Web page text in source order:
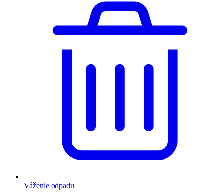
Váženie odpadu